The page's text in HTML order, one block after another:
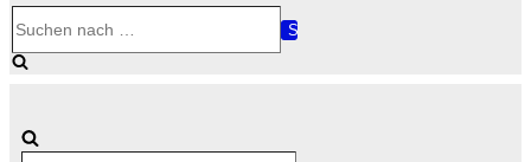
nach …